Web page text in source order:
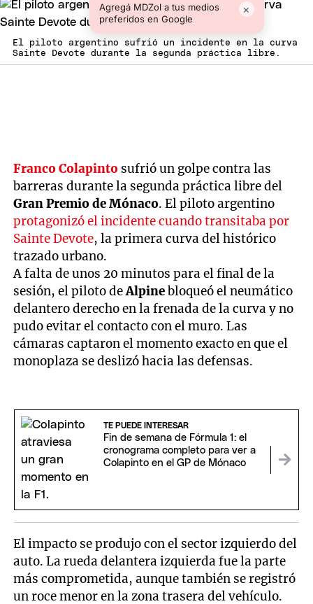
Agregá MDZol a tus medios
preferidos en Google
×
El piloto argentino sufrió un incidente en la curva
Sainte Devote durante la segunda práctica libre.
Franco Colapinto sufrió un golpe contra las
barreras durante la segunda práctica libre del
Gran Premio de Mónaco. El piloto argentino
protagonizó el incidente cuando transitaba por
Sainte Devote, la primera curva del histórico
trazado urbano.
A falta de unos 20 minutos para el final de la
sesión, el piloto deAlpinebloqueó el neumático
delantero derecho en la frenada de la curva y no
pudo evitar el contacto con el muro. Las
cámaras captaron el momento exacto en que el
monoplaza se deslizó hacia las defensas.
TE PUEDE INTERESAR
Fin de semana de Fórmula 1: el
cronograma completo para ver a
Colapinto en el GP de Mónaco
El impacto se produjo con el sector izquierdo del
auto. La rueda delantera izquierda fue la parte
más comprometida, aunque también se registró
un roce menor en la zona trasera del vehículo.